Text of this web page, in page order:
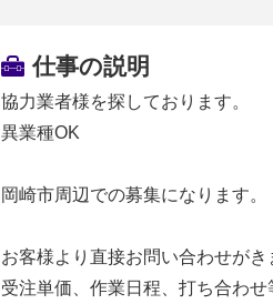
仕事の説明
協力業者様を探しております。
異業種OK
岡崎市周辺での募集になります。
お客様より直接お問い合わせがき
受注単価、作業日程、打ち合わ